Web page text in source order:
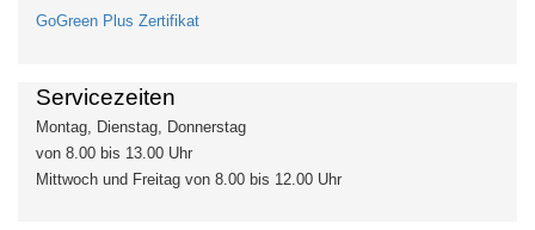
GoGreen Plus Zertifikat
Servicezeiten
Montag, Dienstag, Donnerstag
von 8.00 bis 13.00 Uhr
Mittwoch und Freitag von 8.00 bis 12.00 Uhr